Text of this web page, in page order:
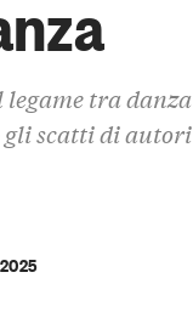
tra danza
scatti di autori